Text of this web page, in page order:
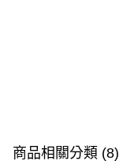
商品相關分類 (8)